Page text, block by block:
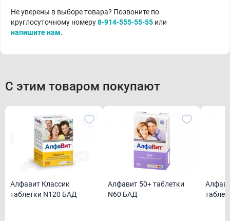
Не уверены в выборе товара? Позвоните по
круглосуточному номеру8-914-555-55-55 или
напишите нам.
С этим товаром покупают
Алфавит Классик
таблетки N120 БАД
Алфавит 50+ таблетки
N60 БАД